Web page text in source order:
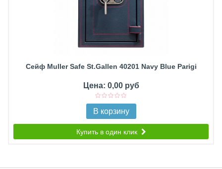
Сейф Muller Safe St.Gallen 40201 Navy Blue Parigi
Цена: 0,00 руб
В корзину
Купить в один клик